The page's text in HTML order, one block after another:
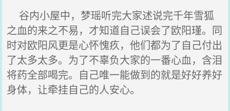
谷内小屋中，梦瑶听完大家述说完千年雪狐
之血的来之不易，才知道自己误会了欧阳瑾。同
时对欧阳风更是心怀愧疚，他们都为了自己付出
了太多太多。为了不辜负大家的一番心血，含泪
将药全部喝完。自己唯一能做到的就是好好养好
身体，让牵挂自己的人安心。